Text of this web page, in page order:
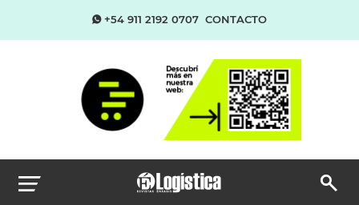
+54 911 2192 0707 CONTACTO